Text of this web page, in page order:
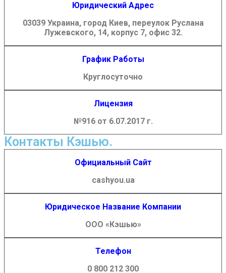
Юридический Адрес
03039 Украина, город Киев, переулок Руслана
Лужевского, 14, корпус 7, офис 32.
График Работы
Круглосуточно
Лицензия
№916 от 6.07.2017 г.
Контакты Кэшью.
Официальный Сайт
cashyou.ua
Юридическое Название Компании
ООО «Кэшью»
Телефон
0 800 212 300